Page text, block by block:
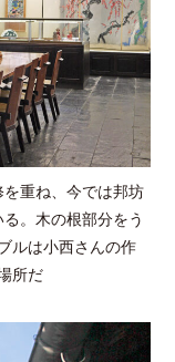
重ね、今では邦坊
。木の根部分をう
ルは小西さんの作
所だ